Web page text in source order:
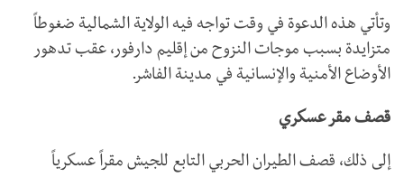
وتأتي هذه الدعوة في وقت تواجه فيه الولاية الشمالية ضغوطاً
متزايدة بسبب موجات النزوح من إقليم دارفور، عقب تدهور
الأوضاع الأمنية والإنسانية في مدينة الفاشر.
قصف مقر عسكري
إلى ذلك، قصف الطيران الحربي التابع للجيش مقراً عسكرياً